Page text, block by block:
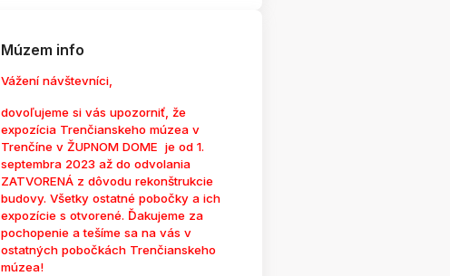
Múzem info
Vážení návštevníci,
dovoľujeme si vás upozorniť, že
expozícia Trenčianskeho múzea v
Trenčíne v ŽUPNOM DOME je od 1.
septembra 2023 až do odvolania
ZATVORENÁ z dôvodu rekonštrukcie
budovy. Všetky ostatné pobočky a ich
expozície s otvorené. Ďakujeme za
pochopenie a tešíme sa na vás v
ostatných pobočkách Trenčianskeho
múzea!